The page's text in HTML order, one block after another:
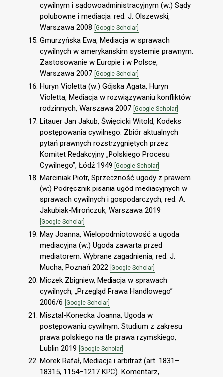
cywilnym i sądowoadministracyjnym (w:) Sądy
polubowne i mediacja, red. J. Olszewski,
Warszawa 2008 [Google Scholar]
Gmurzyńska Ewa, Mediacja w sprawach
cywilnych w amerykańskim systemie prawnym.
Zastosowanie w Europie i w Polsce,
Warszawa 2007 [Google Scholar]
Huryn Violetta (w:) Gójska Agata, Huryn
Violetta, Mediacja w rozwiązywaniu konfliktów
rodzinnych, Warszawa 2007 [Google Scholar]
Litauer Jan Jakub, Święcicki Witold, Kodeks
postępowania cywilnego. Zbiór aktualnych
pytań prawnych rozstrzygniętych przez
Komitet Redakcyjny „Polskiego Procesu
Cywilnego”, Łódź 1949 [Google Scholar]
Marciniak Piotr, Sprzeczność ugody z prawem
(w:) Podręcznik pisania ugód mediacyjnych w
sprawach cywilnych i gospodarczych, red. A.
Jakubiak-Mirończuk, Warszawa 2019
[Google Scholar]
May Joanna, Wielopodmiotowość a ugoda
mediacyjna (w:) Ugoda zawarta przed
mediatorem. Wybrane zagadnienia, red. J.
Mucha, Poznań 2022 [Google Scholar]
Miczek Zbigniew, Mediacja w sprawach
cywilnych, „Przegląd Prawa Handlowego”
2006/6 [Google Scholar]
Misztal-Konecka Joanna, Ugoda w
postępowaniu cywilnym. Studium z zakresu
prawa polskiego na tle prawa rzymskiego,
Lublin 2019 [Google Scholar]
Morek Rafał, Mediacja i arbitraż (art. 1831–
18315, 1154–1217 KPC). Komentarz,